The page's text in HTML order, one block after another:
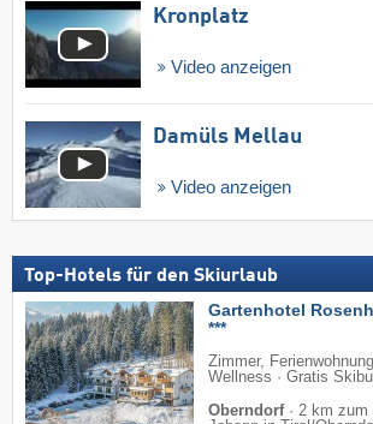
Kronplatz
Video anzeigen
Damüls Mellau
Video anzeigen
Top-Hotels für den Skiurlaub
Gartenhotel
***
Zimmer,
Wellness · Gratis
Oberndorf · 2 km zum